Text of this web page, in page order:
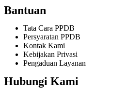
Bantuan
Tata Cara PPDB
Persyaratan PPDB
Kontak Kami
Kebijakan Privasi
Pengaduan Layanan
Hubungi Kami